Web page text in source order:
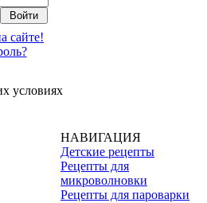
сайте!
условиях
НАВИГАЦИЯ
Детские рецепты
Рецепты для
микроволновки
Рецепты для пароварки